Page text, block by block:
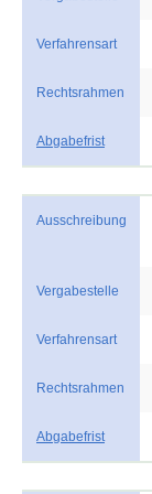
Verfahrensart
Rechtsrahmen
Abgabefrist
Ausschreibung
Vergabestelle
Verfahrensart
Rechtsrahmen
Abgabefrist